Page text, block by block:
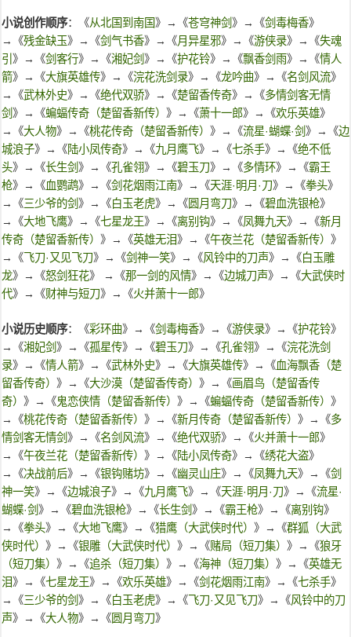
小说创作顺序：《从北国到南国》→《苍穹神剑 》→《剑毒梅香》
→《残金缺玉》→《剑气书香》→《月异星邪》→《游侠录》→《失魂
引 》→《剑客行》→《湘妃剑 》→《护花铃》→《飘香剑雨》→《情人
箭》→《大旗英雄传》→《浣花洗剑录》→《龙吟曲》→《名剑风流》
→《武林外史》→《绝代双骄》→《楚留香传奇》→《多情剑客无情
剑 》→《蝙蝠传奇（楚留香新传） 》→《萧十一郎》→《欢乐英雄》
→《大人物》→《桃花传奇（楚留香新传） 》→《流星·蝴蝶·剑 》→《边
城浪子》→《陆小凤传奇》→《九月鹰飞》→《七杀手》→《绝不低
头》→《长生剑 》→《孔雀翎》→《碧玉刀》→《多情环》→《霸王
枪》→《血鹦鹉》→《剑花烟雨江南》→《天涯·明月·刀》→《拳头》
→《三少爷的剑 》→《白玉老虎》→《 圆月弯刀》→《碧血洗银枪》
→《大地飞鹰》→《七星龙王》→《离别钩》→《凤舞九天》→《新月
传奇（楚留香新传） 》→《英雄无泪》→《午夜兰花（楚留香新传） 》
→《飞刀·又见飞刀》→《剑神一笑》→《风铃中的刀声》→《白玉雕
龙》→《怒剑狂花》 →《那一剑的风情》→《边城刀声》→《大武侠时
代》→《财神与短刀》→《火并萧十一郎》
小说历史顺序：《彩环曲》→《剑毒梅香》→《游侠录》→《护花铃》
→《湘妃剑 》→《孤星传》→《碧玉刀》→《孔雀翎》→《浣花洗剑
录》→《情人箭》→《武林外史》→《大旗英雄传》→《血海飘香（楚
留香传奇） 》→《大沙漠（楚留香传奇） 》→《画眉鸟（楚留香传
奇） 》→《鬼恋侠情（楚留香新传） 》→《蝙蝠传奇（楚留香新传） 》
→《桃花传奇（楚留香新传） 》→《新月传奇（楚留香新传） 》→《多
情剑客无情剑 》→《名剑风流》→《绝代双骄》→《火并萧十一郎》
→《午夜兰花（楚留香新传） 》→《陆小凤传奇》→《绣花大盗》
→《决战前后》→《银钩赌坊》→《幽灵山庄》→《凤舞九天》→《剑
神一笑》→《边城浪子》→《九月鹰飞》→《天涯·明月·刀》→《流星·
蝴蝶·剑 》→《碧血洗银枪》→《长生剑 》→《霸王枪》→《离别钩》
→《拳头》→《大地飞鹰》→《猎鹰（大武侠时代） 》→《群狐（大武
侠时代） 》→《银雕（大武侠时代） 》→《赌局（短刀集） 》→《狼牙
（短刀集） 》→《追杀（短刀集） 》→《海神（短刀集） 》→《英雄无
泪》→《七星龙王》→《欢乐英雄》→《剑花烟雨江南》→《七杀手》
→《三少爷的剑 》→《白玉老虎》→《飞刀·又见飞刀》→《风铃中的刀
声》→《大人物》→《 圆月弯刀》